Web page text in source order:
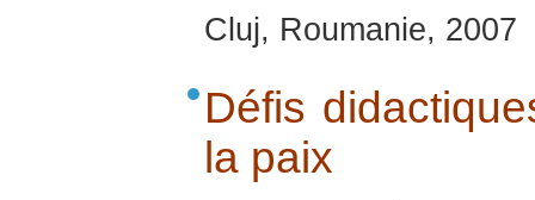
Cluj, Roumanie, 2007
Défis
la paix